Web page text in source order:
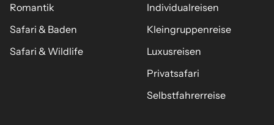
Romantik
Safari & Baden
Safari & Wildlife
Individualreisen
Kleingruppenreise
Luxusreisen
Privatsafari
Selbstfahrerreise